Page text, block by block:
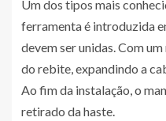
Um dos tipos mais
ferramenta é introduzida
devem ser unidas. Com
do rebite, expandindo a
Ao fim da instalação, o
retirado da haste.